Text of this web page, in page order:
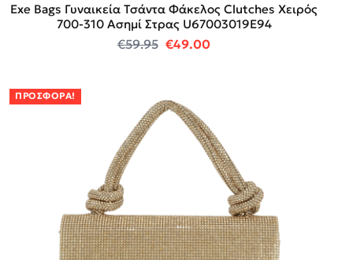
Exe Bags Γυναικεία Τσάντα Φάκελος Clutches Χειρός
700-310 Ασημί Στρας U67003019E94
€59.95 Original price was: €59.95.
€49.00Η τρέχουσα τιμή
ΠΡΟΣΦΟΡΆ!